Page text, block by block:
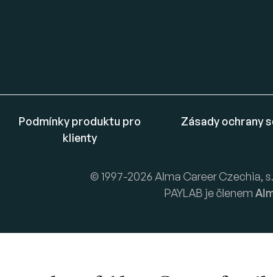
Podmínky produktu pro
klienty
Zásady ochrany
© 1997-2026 Alma Career Czechia,
PAYLAB je členem